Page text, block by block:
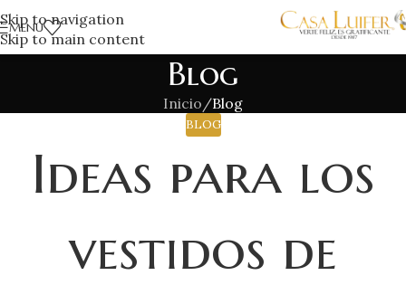
Skip to navigation
Skip to main content
MENÚ
Blog
Inicio/Blog
BLOG
Ideas para los
vestidos de